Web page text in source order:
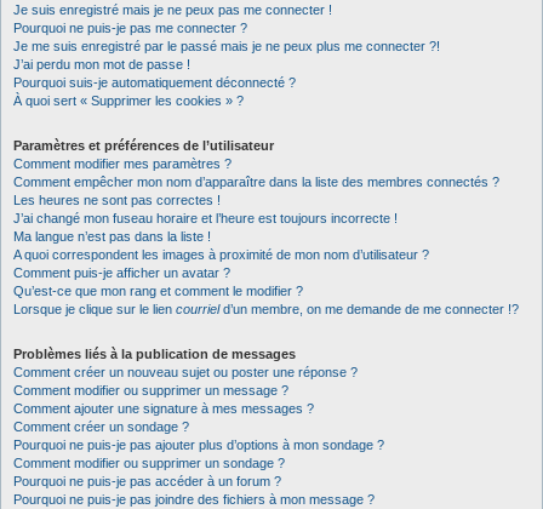
Je suis enregistré mais je ne peux pas me connecter !
Pourquoi ne puis-je pas me connecter ?
Je me suis enregistré par le passé mais je ne peux plus me connecter ?!
J’ai perdu mon mot de passe !
Pourquoi suis-je automatiquement déconnecté ?
À quoi sert « Supprimer les cookies » ?
Paramètres et préférences de l’utilisateur
Comment modifier mes paramètres ?
Comment empêcher mon nom d’apparaître dans la liste des membres connectés ?
Les heures ne sont pas correctes !
J’ai changé mon fuseau horaire et l’heure est toujours incorrecte !
Ma langue n’est pas dans la liste !
A quoi correspondent les images à proximité de mon nom d’utilisateur ?
Comment puis-je afficher un avatar ?
Qu’est-ce que mon rang et comment le modifier ?
Lorsque je clique sur le lien courrield’un membre, on me demande de me connecter !?
Problèmes liés à la publication de messages
Comment créer un nouveau sujet ou poster une réponse ?
Comment modifier ou supprimer un message ?
Comment ajouter une signature à mes messages ?
Comment créer un sondage ?
Pourquoi ne puis-je pas ajouter plus d’options à mon sondage ?
Comment modifier ou supprimer un sondage ?
Pourquoi ne puis-je pas accéder à un forum ?
Pourquoi ne puis-je pas joindre des fichiers à mon message ?